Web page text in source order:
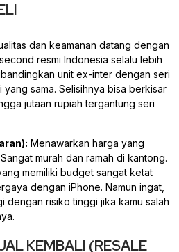
dan keamanan datang dengan
resmi Indonesia selalu lebih
unit ex-inter dengan seri
yang sama. Selisihnya bisa berkisar
jutaan rupiah tergantung seri
Menawarkan harga yang
murah dan ramah di kantong.
memiliki budget sangat ketat
dengan iPhone. Namun ingat,
dengan risiko tinggi jika kamu salah
KEMBALI (RESALE